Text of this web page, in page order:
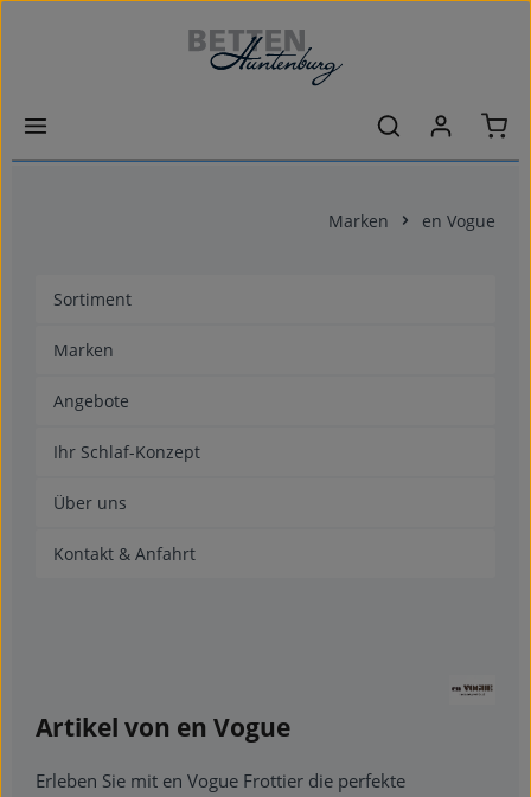
Zum Hauptinhalt springen
Marken en Vogue
Sortiment
Marken
Angebote
Ihr Schlaf-Konzept
Über uns
Kontakt & Anfahrt
Artikel von en Vogue
Erleben Sie mit en Vogue Frottier die perfekte